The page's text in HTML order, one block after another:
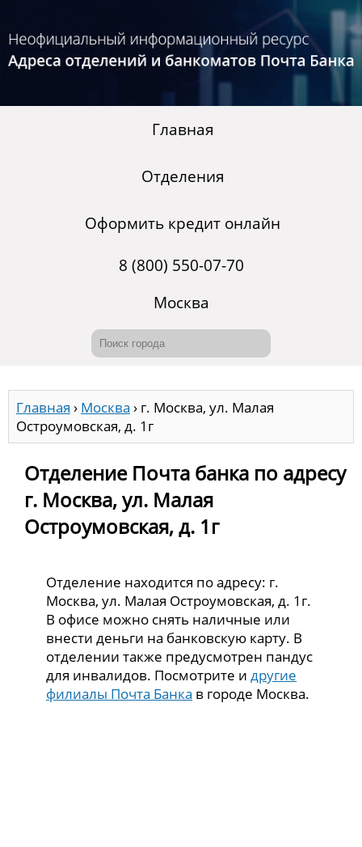
Главная
Отделения
Оформить кредит онлайн
8 (800) 550-07-70
Москва
Главная › Москва › г. Москва, ул. Малая
Остроумовская, д. 1г
Отделение Почта банка по адресу
г. Москва, ул. Малая
Остроумовская, д. 1г
Отделение находится по адресу: г.
Москва, ул. Малая Остроумовская, д. 1г.
В офисе можно снять наличные или
внести деньги на банковскую карту. В
отделении также предусмотрен пандус
для инвалидов. Посмотрите идругие
филиалы Почта Банка в городе Москва.